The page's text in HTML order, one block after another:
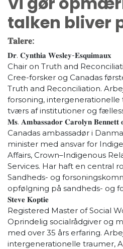
talken bliver
𝐓𝐚𝐥𝐞𝐫𝐞:
𝐃𝐫. 𝐂𝐲𝐧𝐭𝐡𝐢𝐚 𝐖𝐞𝐬𝐥𝐞𝐲-𝐄𝐬𝐪𝐮𝐢𝐦𝐚𝐮𝐱
Chair on Truth and
Cree-forsker og Canadas
Truth and Reconciliation.
forsoning,
tværs af institutioner og
𝐌𝐬. 𝐀𝐦𝐛𝐚𝐬𝐬𝐚𝐝𝐨𝐫 𝐂𝐚𝐫𝐨𝐥𝐲𝐧
Canadas ambassadør i
minister med ansvar for
Affairs, Crown–Indigenous
Services. Har haft en central
Sandheds- og
opfølgning på sandheds- og
𝐒𝐭𝐞𝐯𝐞 𝐊𝐨𝐩𝐭𝐢𝐞
Registered Master of Social
Oprindelig socialrådgiver og
med over 35 års erfaring.
intergenerationelle traumer,